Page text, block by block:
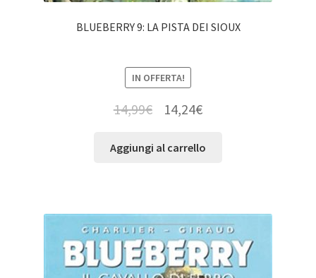
BLUEBERRY 9: LA PISTA DEI SIOUX
IN OFFERTA!
14,99€ 14,24€
Aggiungi al carrello